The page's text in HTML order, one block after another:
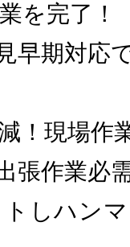
を完了！
早期対応
！現場作
張作業必
しハン